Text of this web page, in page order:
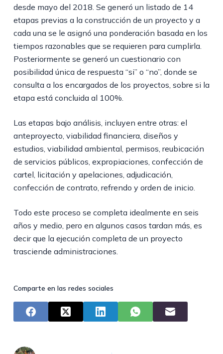
desde mayo del 2018. Se generó un listado de 14
etapas previas a la construcción de un proyecto y a
cada una se le asignó una ponderación basada en los
tiempos razonables que se requieren para cumplirla.
Posteriormente se generó un cuestionario con
posibilidad única de respuesta “si” o “no”, donde se
consulta a los encargados de los proyectos, sobre si la
etapa está concluida al 100%.
Las etapas bajo análisis, incluyen entre otras: el
anteproyecto, viabilidad financiera, diseños y
estudios, viabilidad ambiental, permisos, reubicación
de servicios públicos, expropiaciones, confección de
cartel, licitación y apelaciones, adjudicación,
confección de contrato, refrendo y orden de inicio.
Todo este proceso se completa idealmente en seis
años y medio, pero en algunos casos tardan más, es
decir que la ejecución completa de un proyecto
trasciende administraciones.
Comparte en las redes sociales